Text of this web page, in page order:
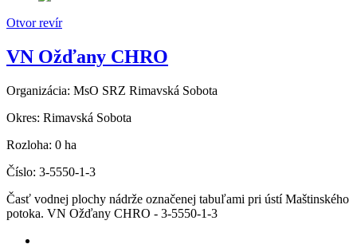
Otvor revír
VN Ožďany CHRO
Organizácia: MsO SRZ Rimavská Sobota
Okres: Rimavská Sobota
Rozloha: 0 ha
Číslo: 3-5550-1-3
Časť vodnej plochy nádrže označenej tabuľami pri ústí Maštinského
potoka. VN Ožďany CHRO - 3-5550-1-3